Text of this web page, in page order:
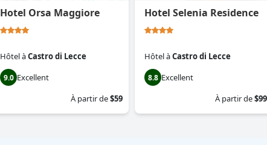
Hotel Orsa Maggiore
HôtelàCastro di Lecce
9.0 Excellent
À partir de$59
Hotel Selenia Residence
HôtelàCastro di Lecce
8.8 Excellent
À partir de$99